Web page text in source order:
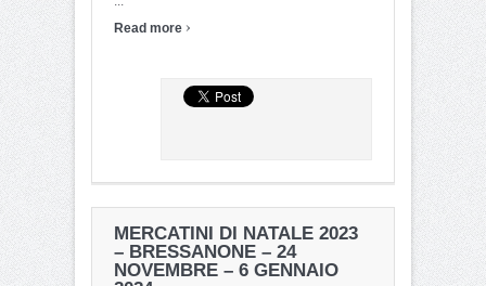
Read more ›
MERCATINI DI NATALE 2023
– BRESSANONE – 24
NOVEMBRE – 6 GENNAIO